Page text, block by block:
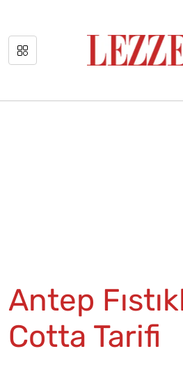
Antep
Cotta Tarifi